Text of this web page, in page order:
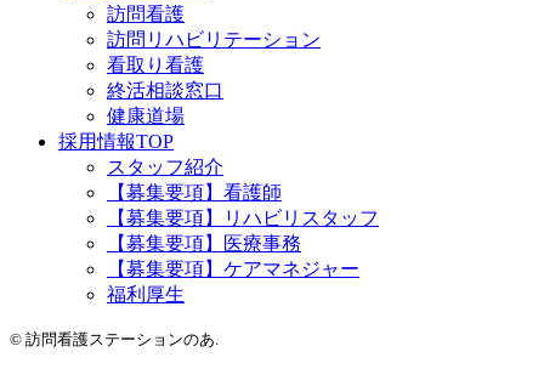
訪問看護
訪問リハビリテーション
看取り看護
終活相談窓口
健康道場
採用情報TOP
スタッフ紹介
【募集要項】看護師
【募集要項】リハビリスタッフ
【募集要項】医療事務
【募集要項】ケアマネジャー
福利厚生
© 訪問看護ステーションのあ.